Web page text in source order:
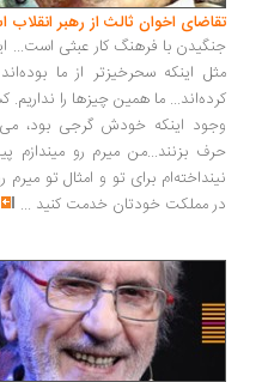
اخوان ثالث از رهبر انقلاب اسلامی
با فرهنگ کار عبثی است... این
اینکه سحرخیزتر از ما بوده‌اند و
ما همین چیزها را نداریم. کسی
اینکه خودش گرجی بود،
بزنند...من میرم رو میندازم پیش
برای تو و امثال تو میرم رو
مملکت خودتان خدمت کنید...